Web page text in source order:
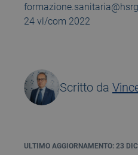
24 vl/com 2022
Scritto da
ULTIMO AGGIORNAMENTO: 23